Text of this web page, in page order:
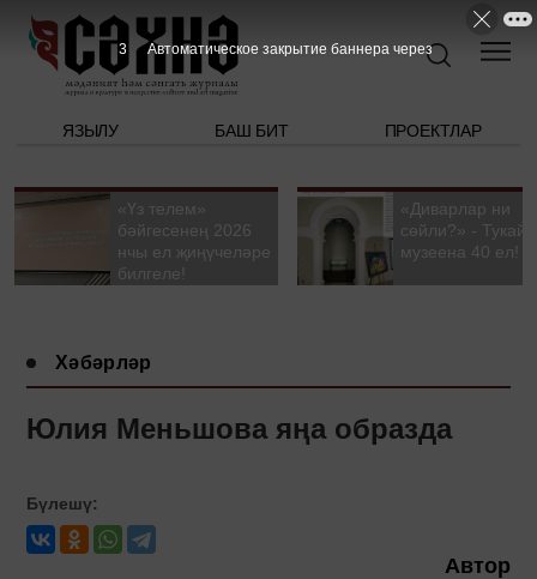
ЯЗЫЛУ БАШ БИТ ПРОЕКТЛАР
«Үз телем»
бәйгесенең 2026
нчы ел җиңүчеләре
билгеле!
«Диварлар ни
сөйли?» - Тукай
музеена 40 ел!
Хәбәрләр
Юлия Меньшова яңа образда
Бүлешү:
Автор
2 Автоматическое закрытие баннера через